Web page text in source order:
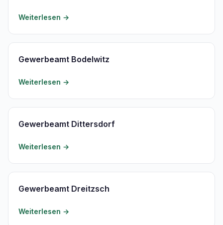
Weiterlesen →
Gewerbeamt Bodelwitz
Weiterlesen →
Gewerbeamt Dittersdorf
Weiterlesen →
Gewerbeamt Dreitzsch
Weiterlesen →